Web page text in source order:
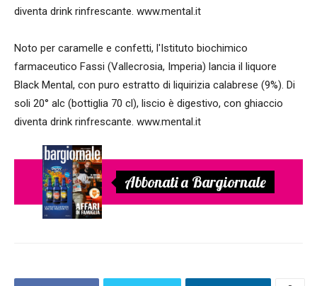
diventa drink rinfrescante. www.mental.it
Noto per caramelle e confetti, l'Istituto biochimico
farmaceutico Fassi (Vallecrosia, Imperia) lancia il liquore
Black Mental, con puro estratto di liquirizia calabrese (9%). Di
soli 20° alc (bottiglia 70 cl), liscio è digestivo, con ghiaccio
diventa drink rinfrescante. www.mental.it
Abbonati a Bargiornale